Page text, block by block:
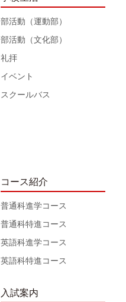
部活動（運動部）
部活動（文化部）
礼拝
イベント
スクールバス
コース紹介
普通科進学コース
普通科特進コース
英語科進学コース
英語科特進コース
入試案内